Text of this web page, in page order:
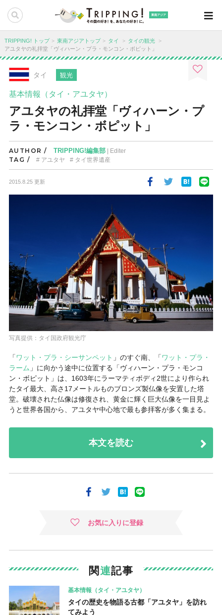
東南アジア
TRIPPING! トップ 東南アジアトップ タイ
タイの観光
アユタヤの礼拝堂「ヴィハーン・プラ・モンコン・ボピット」
タイ 観光
基本情報（タイ・アユタヤ）
アユタヤの礼拝堂「ヴィハーン・プ
ラ・モンコン・ボピット」
AUTHOR / TRIPPING!編集部| Editer
TAG / アユタヤ タイ世界遺産
2015.8.25 更新
写真提供：タイ国政府観光庁
「 ワット・プラ・シーサンペット 」のすぐ南、「 ワット・プラ・
ラーム 」に向かう途中に位置する「ヴィハーン・プラ・モンコ
ン・ボピット 」は、1603年にラーマティボディ2世により作られ
たタイ最大、高さ17メートルものブロンズ製仏像を安置した塔
堂。破壊された仏像は修復され、黄金に輝く巨大仏像を一目見よ
うと世界各国から、アユタヤ中心地で最も参拝客が多く集まる。
本文を読む
お気に入りに登録
関連記事
基本情報（タイ・アユタヤ）
タイの歴史を物語る古都「アユタヤ」を訪れ
てみよう